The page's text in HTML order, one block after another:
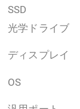
SSD
光学ドライブ
ディスプレイ
OS